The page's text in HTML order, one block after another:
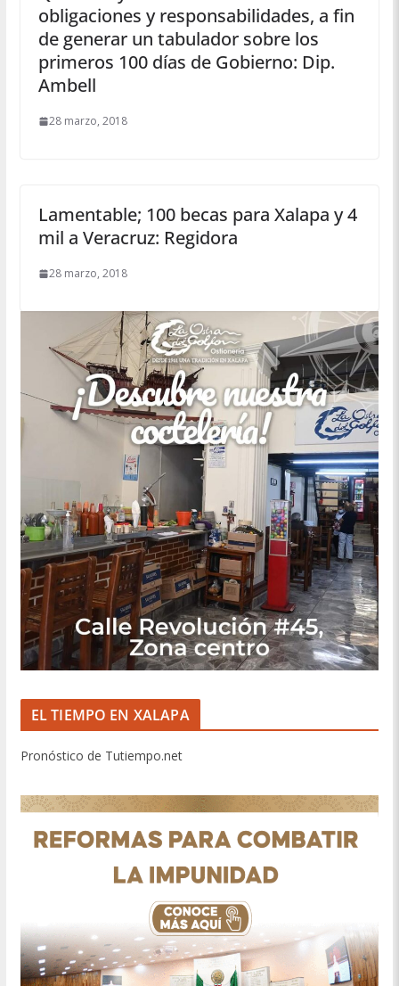
obligaciones y responsabilidades, a fin
de generar un tabulador sobre los
primeros 100 días de Gobierno: Dip.
Ambell
28 marzo, 2018
Lamentable; 100 becas para Xalapa y 4
mil a Veracruz: Regidora
28 marzo, 2018
EL TIEMPO EN XALAPA
Pronóstico de Tutiempo.net